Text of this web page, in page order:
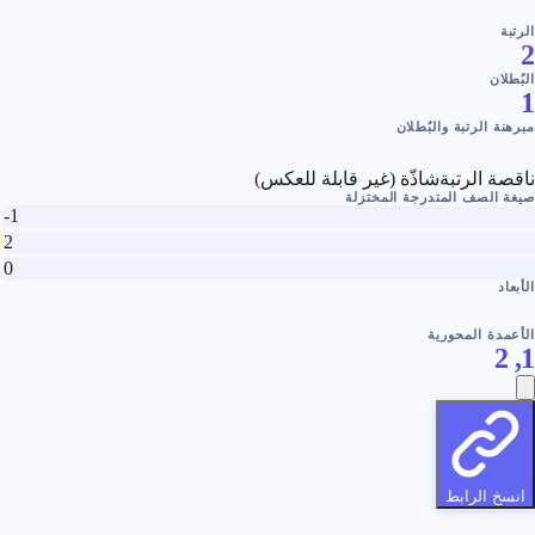
الرتبة
2
البُطلان
1
مبرهنة الرتبة والبُطلان
ناقصة الرتبةشاذّة (غير قابلة للعكس)
صيغة الصف المتدرجة المختزلة
-1
2
0
الأبعاد
الأعمدة المحورية
1, 2
انسخ الرابط